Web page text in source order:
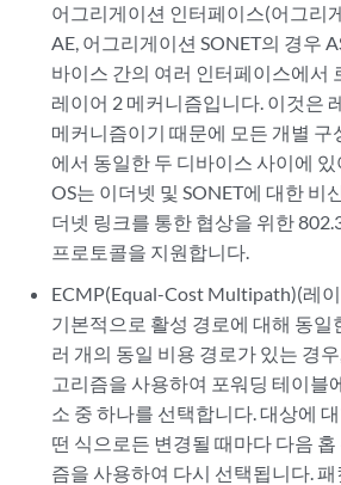
어그리게이션 인터페이스(어그리
AE, 어그리게이션 SONET의 경우
바이스 간의 여러 인터페이스에서
레이어 2 메커니즘입니다. 이것은
메커니즘이기 때문에 모든 개별 구
에서 동일한 두 디바이스 사이에
OS는 이더넷 및 SONET에 대한 비
더넷 링크를 통한 협상을 위한
프로토콜을 지원합니다.
ECMP(Equal-Cost Multipath)(레
기본적으로 활성 경로에 대해 동일
러 개의 동일 비용 경로가 있는 경
고리즘을 사용하여 포워딩 테이블
소 중 하나를 선택합니다. 대상에
떤 식으로든 변경될 때마다 다음
즘을 사용하여 다시 선택됩니다.